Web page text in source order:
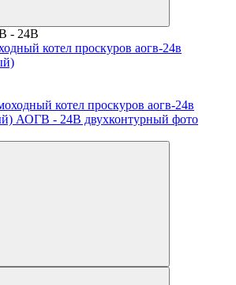
- 24В
котел проскуров аогв-24в